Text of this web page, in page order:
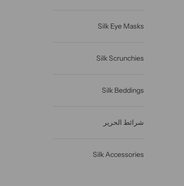
Silk Eye Masks
Silk Scrunchies
Silk Beddings
شرائط الحرير
Silk Accessories